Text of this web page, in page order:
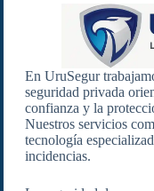
En UruSegur
seguridad privada
confianza y la
Nuestros servicios
tecnología
incidencias.